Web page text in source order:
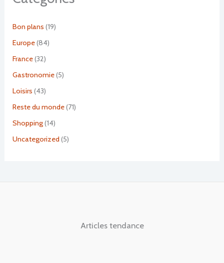
Bon plans (19)
Europe(84)
France(32)
Gastronomie(5)
Loisirs (43)
Reste du monde(71)
Shopping(14)
Uncategorized (5)
Articles tendance